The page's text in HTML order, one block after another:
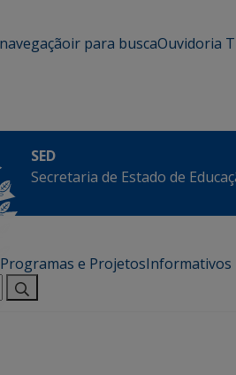
ir para buscaOuvidoria
SED
Secretaria de Estado de
Programas e ProjetosInformativos